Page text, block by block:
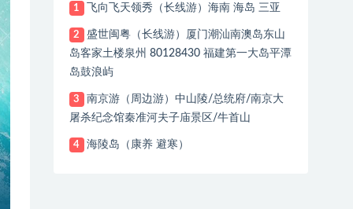
1 飞向飞天领秀（长线游）海南 海岛 三亚
2
盛世闽粤（长线游）厦门潮汕南澳岛东山
岛客家土楼泉州 80128430 福建第一大岛平潭
岛鼓浪屿
3
南京游（周边游）中山陵/总统府/南京大
屠杀纪念馆秦准河夫子庙景区/牛首山
4 海陵岛（康养 避寒）